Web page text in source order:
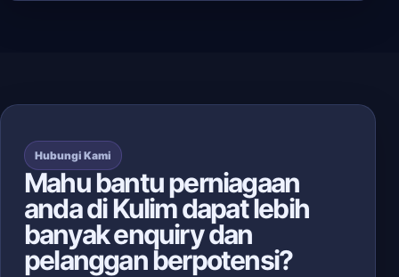
Hubungi Kami
Mahu bantu perniagaan
anda di Kulim dapat lebih
banyak enquiry dan
pelanggan berpotensi?